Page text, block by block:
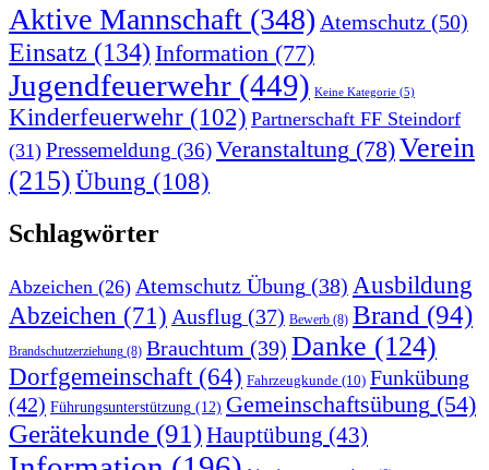
Aktive Mannschaft (348) Atemschutz (50)
Einsatz (134) Information (77)
Jugendfeuerwehr (449) Keine Kategorie (5)
Kinderfeuerwehr (102) Partnerschaft FF Steindorf
(31) Pressemeldung (36)Veranstaltung (78)Verein
(215)Übung (108)
Schlagwörter
Abzeichen (26) Atemschutz Übung (38) Ausbildung
Abzeichen (71) Ausflug (37) Bewerb (8) Brand (94)
Brandschutzerziehung (8) Brauchtum (39) Danke (124)
Dorfgemeinschaft (64) Fahrzeugkunde (10) Funkübung
(42) Führungsunterstützung (12) Gemeinschaftsübung (54)
Gerätekunde (91)Hauptübung (43)